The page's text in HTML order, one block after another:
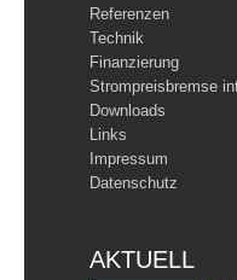
Referenzen
Technik
Finanzierung
Strompreisbremse
Downloads
Links
Impressum
Datenschutz
AKTUELL